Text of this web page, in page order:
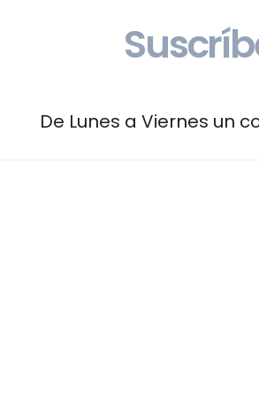
De Lunes a Viernes un